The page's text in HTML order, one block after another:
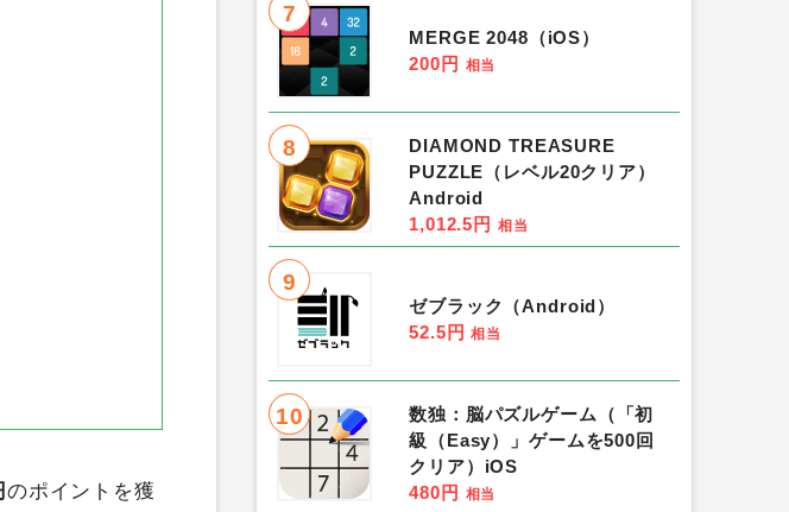
7
MERGE 2048（iOS）
200円 相当
8
DIAMOND TREASURE
PUZZLE（レベル20クリア）
Android
1,012.5円 相当
9
ゼブラック（Android）
52.5円 相当
10
数独：脳パズルゲーム（「初
級（Easy）」ゲームを500回
クリア）iOS
480円 相当